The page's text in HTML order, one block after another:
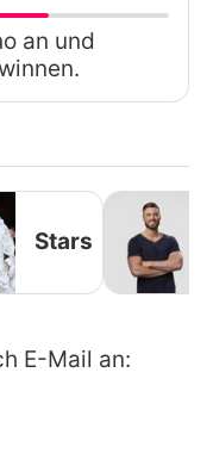
an und
Stars
E-Mail an: